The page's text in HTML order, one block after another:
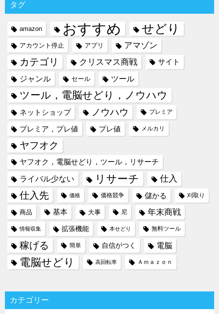
タグ
amazon おすすめ せどり
アカウント停止 アプリ アマゾン
カテゴリ クリスマス商戦 サイト
ジャンル セール ツール
ツール，電脳せどり，ノウハウ
ネットショップ ノウハウ プレミア
プレミア，プレ値 プレ値 メルカリ
ヤフオク
ヤフオク，電脳せどり，ツール，リサーチ
ライバル少ない リサーチ 仕入
仕入先 価格 価格競争 儲かる 刈取り
商品 基本 大事 尼 年末商戦
情報収集 拡張機能 本せどり 無料ツール
稼げる 簡単 自信がつく 電脳
電脳せどり 高回転率 Ａｍａｚｏｎ
カテゴリー